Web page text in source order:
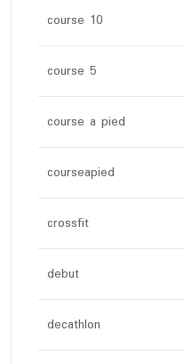
course 10
course 5
course a pied
courseapied
crossfit
debut
decathlon